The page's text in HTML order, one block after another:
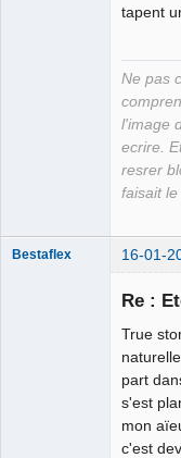
tapent
Ne pas
l'image
ecrire.
resrer
faisait
Bestaflex 16-01-
Re :
True
part
s'est
mon
c'est